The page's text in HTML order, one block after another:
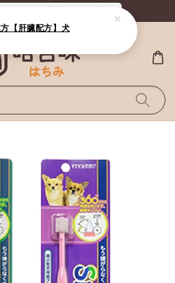
運》給毛孩最好的選擇
【肝臟配方】犬